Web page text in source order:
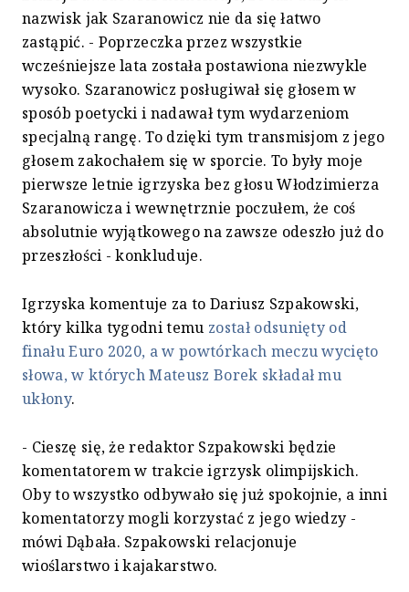
nazwisk jak Szaranowicz nie da się łatwo
zastąpić. - Poprzeczka przez wszystkie
wcześniejsze lata została postawiona niezwykle
wysoko. Szaranowicz posługiwał się głosem w
sposób poetycki i nadawał tym wydarzeniom
specjalną rangę. To dzięki tym transmisjom z jego
głosem zakochałem się w sporcie. To były moje
pierwsze letnie igrzyska bez głosu Włodzimierza
Szaranowicza i wewnętrznie poczułem, że coś
absolutnie wyjątkowego na zawsze odeszło już do
przeszłości - konkluduje.
Igrzyska komentuje za to Dariusz Szpakowski,
który kilka tygodni temu został odsunięty od
finału Euro 2020, a w powtórkach meczu wycięto
słowa, w których Mateusz Borek składał mu
ukłony.
- Cieszę się, że redaktor Szpakowski będzie
komentatorem w trakcie igrzysk olimpijskich.
Oby to wszystko odbywało się już spokojnie, a inni
komentatorzy mogli korzystać z jego wiedzy -
mówi Dąbała. Szpakowski relacjonuje
wioślarstwo i kajakarstwo.